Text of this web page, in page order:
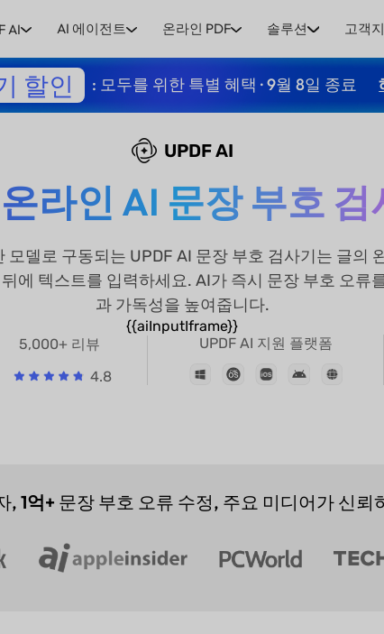
AI AI 에이전트 온라인 PDF 솔루션 고객
할인 : 모두를 위한 특별 혜택 · 9월 8일 종료
UPDF AI
라인 AI 문장 부호 검
모델로 구동되는 UPDF AI 문장 부호 검사기는 글의
에 텍스트를 입력하세요. AI가 즉시 문장 부호 오류
과 가독성을 높여줍니다.
{{aiInputIframe}}
5,000+ 리뷰
4.8
UPDF AI 지원 플랫폼
,1억+ 문장 부호 오류 수정, 주요 미디어가 신뢰